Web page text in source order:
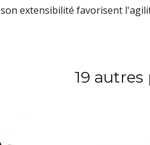
extensibilité favorisent
19